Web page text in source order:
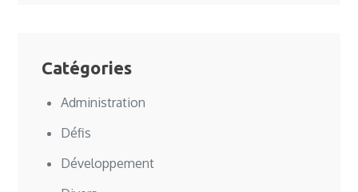
Catégories
Administration
Défis
Développement